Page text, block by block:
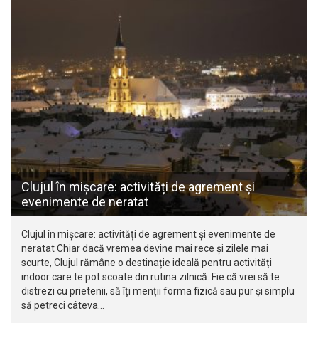
Clujul în mișcare: activități de agrement și
evenimente de neratat
Clujul în mișcare: activități de agrement și evenimente de
neratat Chiar dacă vremea devine mai rece și zilele mai
scurte, Clujul rămâne o destinație ideală pentru activități
indoor care te pot scoate din rutina zilnică. Fie că vrei să te
distrezi cu prietenii, să îți menții forma fizică sau pur și simplu
să petreci câteva…